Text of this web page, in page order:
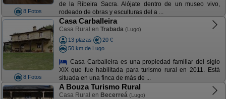
8 Fotos
de la Ribeira Sacra. Alójate dentro de un museo vivo,
rodeado de obras y esculturas del a ...
8 Fotos
Casa Carballeira
Casa Rural en Trabada (Lugo)
13 plazas
20 €
50 km de Lugo
Casa Carballeira es una propiedad familiar del siglo
XIX que fue habilitada para turismo rural en 2011. Está
situada en una finca de más de ...
A Bouza Turismo Rural
Casa Rural en Becerreá (Lugo)